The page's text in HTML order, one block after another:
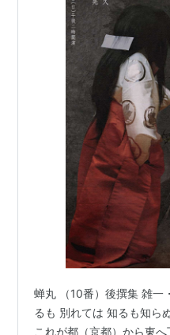
蝉丸 （10番）後撰集 雑一
るも 別れては 知るも知ら
これが都（京都）から東